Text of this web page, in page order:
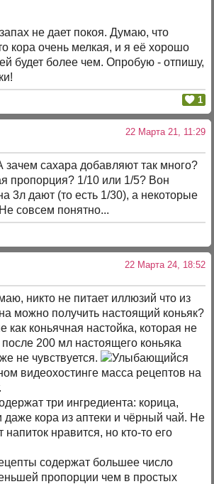
не дает покоя. Думаю, что
кора очень мелкая, и я её хорошо
будет более чем. Опробую - отпишу,
1
22 Марта 21, 11:29
зачем сахара добавляют так много?
пропорция? 1/10 или 1/5? Вон
3л дают (то есть 1/30), а некоторые
совсем понятно...
22 Марта 24, 18:52
никто не питает иллюзий что из
можно получить настоящий коньяк?
как коньячная настойка, которая не
200 мл настоящего коньяка
не чувствуется.
видеохостинге масса рецептов на
три ингредиента: корица,
кора из аптеки и чёрный чай. Не
напиток нравится, но кто-то его
содержат большее число
пропорции чем в простых